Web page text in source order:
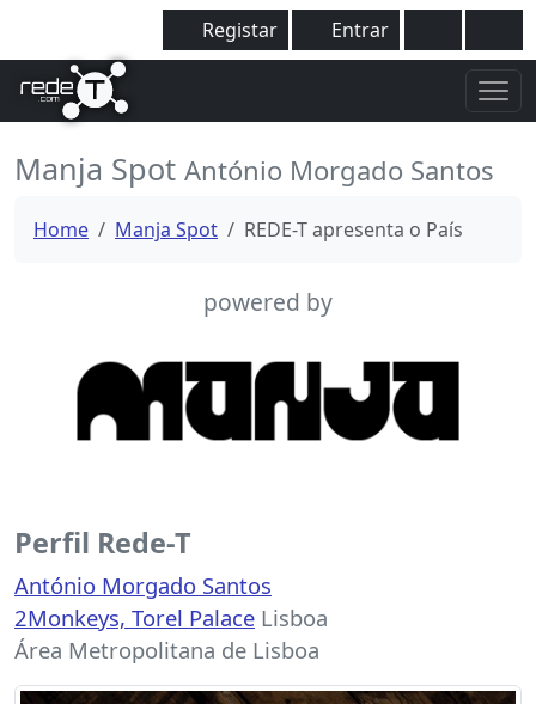
Registar Entrar
Manja Spot António Morgado Santos
Home Manja Spot REDE-T apresenta o País
powered by
Perfil Rede-T
António Morgado Santos
2Monkeys, Torel Palace Lisboa
Área Metropolitana de Lisboa